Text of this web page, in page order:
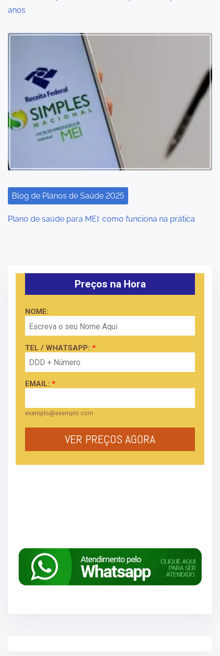
anos
Blog de Planos de Saúde 2025
Plano de saúde para MEI: como funciona na prática